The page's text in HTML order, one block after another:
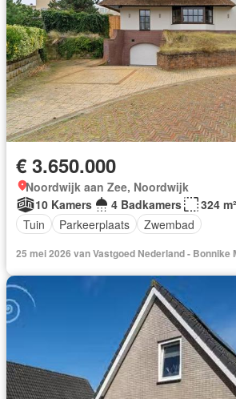
€ 3.650.000
Noordwijk aan Zee, Noordwijk
10 Kamers
4 Badkamers
324 m²
Tuin
Parkeerplaats Zwembad
25 mei 2026 van Vastgoed Nederland - Bonnike